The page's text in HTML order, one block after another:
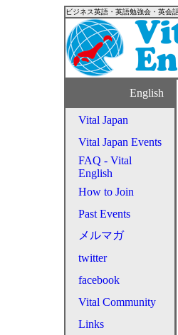
ビジネス英語・英語勉強会・英会
English
Vital Japan
Vital Japan Events
FAQ - Vital
English
How to Join
Past Events
メルマガ
twitter
facebook
Vital Community
Links